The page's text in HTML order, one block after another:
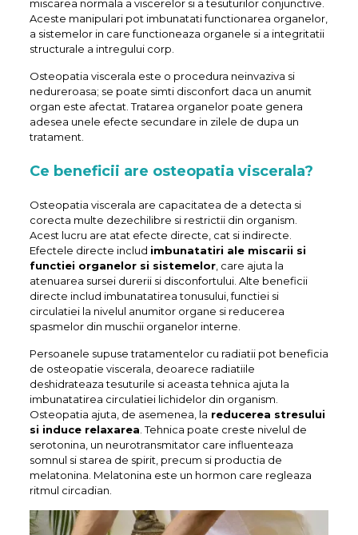
miscarea normala a viscerelor si a tesuturilor conjunctive.
Aceste manipulari pot imbunatati functionarea organelor,
a sistemelor in care functioneaza organele si a integritatii
structurale a intregului corp.
Osteopatia viscerala este o procedura neinvaziva si
nedureroasa; se poate simti disconfort daca un anumit
organ este afectat. Tratarea organelor poate genera
adesea unele efecte secundare in zilele de dupa un
tratament.
Ce beneficii are osteopatia viscerala?
Osteopatia viscerala are capacitatea de a detecta si
corecta multe dezechilibre si restrictii din organism.
Acest lucru are atat efecte directe, cat si indirecte.
Efectele directe includ imbunatatiri ale miscarii si
functiei organelor si sistemelor, care ajuta la
atenuarea sursei durerii si disconfortului. Alte beneficii
directe includ imbunatatirea tonusului, functiei si
circulatiei la nivelul anumitor organe si reducerea
spasmelor din muschii organelor interne.
Persoanele supuse tratamentelor cu radiatii pot beneficia
de osteopatie viscerala, deoarece radiatiile
deshidrateaza tesuturile si aceasta tehnica ajuta la
imbunatatirea circulatiei lichidelor din organism.
Osteopatia ajuta, de asemenea, la reducerea stresului
si induce relaxarea. Tehnica poate creste nivelul de
serotonina, un neurotransmitator care influenteaza
somnul si starea de spirit, precum si productia de
melatonina. Melatonina este un hormon care regleaza
ritmul circadian.